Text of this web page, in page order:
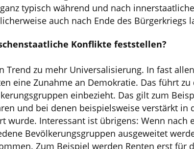
typisch während und nach
auch nach Ende des Bürgerkriegs
Konflikte feststellen?
Trend zu mehr Universalisierung. In fast
eine Zunahme an Demokratie. Das führt
einbezieht. Das gilt zum
und bei denen beispielsweise verstärkt in
wurde. Interessant ist übrigens: Wenn nach
Bevölkerungsgruppen ausgeweitet
Zum Beispiel werden Renten erst für